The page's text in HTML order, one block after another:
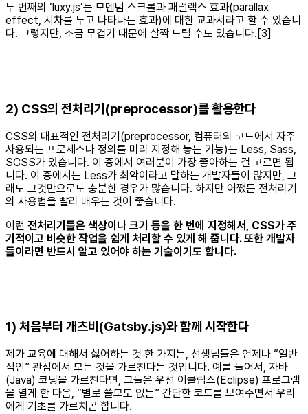
두 번째의 ‘luxy.js’는 모멘텀 스크롤과 패럴랙스 효과(parallax
effect, 시차를 두고 나타나는 효과)에 대한 교과서라고 할 수 있습니
다. 그렇지만, 조금 무겁기 때문에 살짝 느릴 수도 있습니다.[3]
2) CSS의 전처리기(preprocessor)를 활용한다
CSS의 대표적인 전처리기(preprocessor, 컴퓨터의 코드에서 자주
사용되는 프로세스나 정의를 미리 지정해 놓는 기능)는 Less, Sass,
SCSS가 있습니다. 이 중에서 여러분이 가장 좋아하는 걸 고르면 됩
니다. 이 중에서는 Less가 최악이라고 말하는 개발자들이 많지만, 그
래도 그것만으로도 충분한 경우가 많습니다. 하지만 어쨌든 전처리기
의 사용법을 빨리 배우는 것이 좋습니다.
이런 전처리기들은 색상이나 크기 등을 한 번에 지정해서, CSS가 주
기적이고 비슷한 작업을 쉽게 처리할 수 있게 해 줍니다. 또한 개발자
들이라면 반드시 알고 있어야 하는 기술이기도 합니다.
1) 처음부터 개츠비(Gatsby.js)와 함께 시작한다
제가 교육에 대해서 싫어하는 것 한 가지는, 선생님들은 언제나 “일반
적인” 관점에서 모든 것을 가르친다는 것입니다. 예를 들어서, 자바
(Java) 코딩을 가르친다면, 그들은 우선 이클립스(Eclipse) 프로그램
을 열게 한 다음, “별로 쓸모도 없는” 간단한 코드를 보여주면서 우리
에게 기초를 가르치곤 합니다.